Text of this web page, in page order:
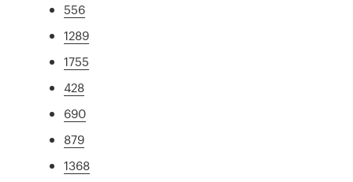
556
1289
1755
428
690
879
1368